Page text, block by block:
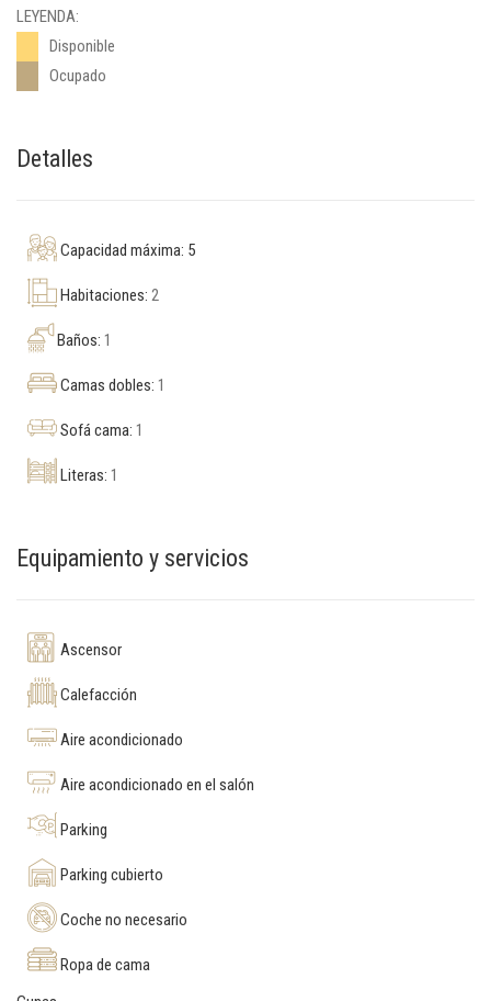
LEYENDA:
Disponible
Ocupado
Detalles
Capacidad máxima: 5
Habitaciones: 2
Baños: 1
Camas dobles: 1
Sofá cama: 1
Literas: 1
Equipamiento y servicios
Ascensor
Calefacción
Aire acondicionado
Aire acondicionado en el salón
Parking
Parking cubierto
Coche no necesario
Ropa de cama